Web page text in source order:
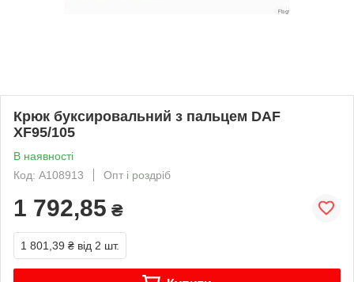
Крюк буксировальний з пальцем DAF
XF95/105
В наявності
Код: A108913
Опт і роздріб
1 792,85 ₴
1 801,39 ₴ від 2 шт.